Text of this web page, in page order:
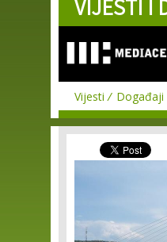
Skip to
main
VIJESTI I
Vijesti Događaji